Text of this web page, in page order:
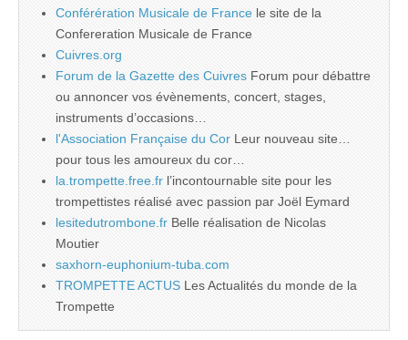
Conférération Musicale de France le site de la
Confereration Musicale de France
Cuivres.org
Forum de la Gazette des Cuivres Forum pour débattre
ou annoncer vos évènements, concert, stages,
instruments d’occasions…
l'Association Française du Cor Leur nouveau site…
pour tous les amoureux du cor…
la.trompette.free.fr l’incontournable site pour les
trompettistes réalisé avec passion par Joël Eymard
lesitedutrombone.fr Belle réalisation de Nicolas
Moutier
saxhorn-euphonium-tuba.com
TROMPETTE ACTUS Les Actualités du monde de la
Trompette